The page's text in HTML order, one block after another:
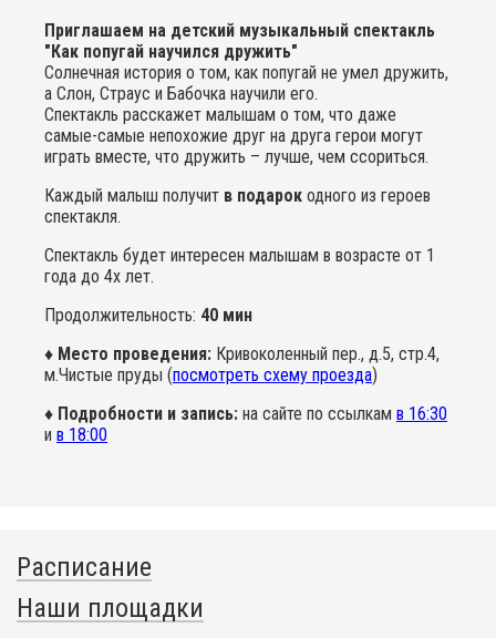
Приглашаем на детский музыкальный спектакль
"Как попугай научился дружить"
Солнечная история о том, как попугай не умел дружить,
а Слон, Страус и Бабочка научили его.
Спектакль расскажет малышам о том, что даже
самые-самые непохожие друг на друга герои могут
играть вместе, что дружить – лучше, чем ссориться.
Каждый малыш получит в подарок одного из героев
спектакля.
Спектакль будет интересен малышам в возрасте от 1
года до 4х лет.
Продолжительность: 40 мин
♦ Место проведения: Кривоколенный пер., д.5, стр.4,
м.Чистые пруды (посмотреть схему проезда)
♦ Подробности и запись: на сайте по ссылкам в 16:30
и в 18:00
Расписание
Наши площадки